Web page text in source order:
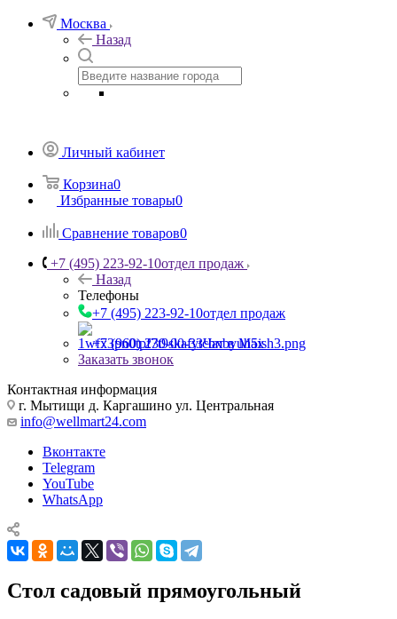
Москва
Назад
Личный кабинет
Корзина0
Избранные товары0
Сравнение товаров0
+7 (495) 223-92-10отдел продаж
Назад
Телефоны
+7 (495) 223-92-10отдел продаж
+7 (960) 230-00-33Чат в Max
Заказать звонок
Контактная информация
г. Мытищи д. Каргашино ул. Центральная
info@wellmart24.com
Вконтакте
Telegram
YouTube
WhatsApp
Стол садовый прямоугольный